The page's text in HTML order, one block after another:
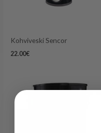
Kohviveski Sencor
22.00€